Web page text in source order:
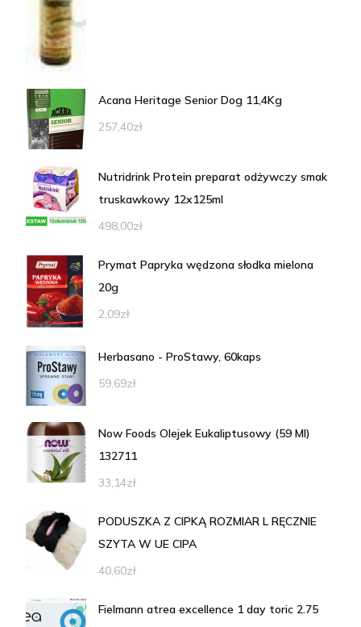
Acana Heritage Senior Dog 11,4Kg
257,40zł
Nutridrink Protein preparat odżywczy smak
truskawkowy 12x125ml
498,00zł
Prymat Papryka wędzona słodka mielona
20g
2,09zł
Herbasano - ProStawy, 60kaps
59,69zł
Now Foods Olejek Eukaliptusowy (59 Ml)
132711
33,14zł
PODUSZKA Z CIPKĄ ROZMIAR L RĘCZNIE
SZYTA W UE CIPA
40,60zł
Fielmann atrea excellence 1 day toric 2.75